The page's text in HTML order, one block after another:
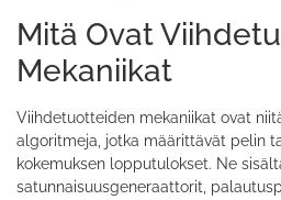
Mitä Ovat
Mekaniikat
Viihdetuotteiden mekaniikat ovat
algoritmeja, jotka määrittävät pelin
kokemuksen lopputulokset. Ne
satunnaisuusgeneraattorit,